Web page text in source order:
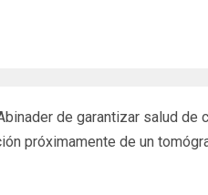
de garantizar salud de
próximamente de un